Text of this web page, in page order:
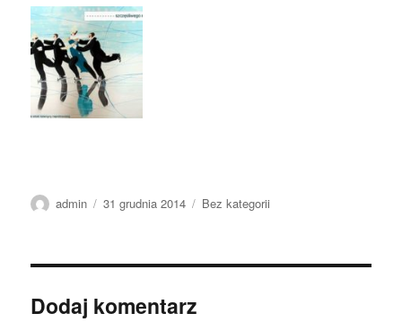
Autor
admin
Data
31 grudnia 2014 Kategorie
Bez kategorii
Dodaj komentarz